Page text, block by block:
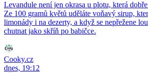
Levandule není jen okrasa u plotu, která
Ze 100 gramů květů uděláte voňavý sirup,
limonády i na dezerty, a když se nepřežene
chutnat jako skříň po babičce.
Cooky.cz
dnes, 19:12